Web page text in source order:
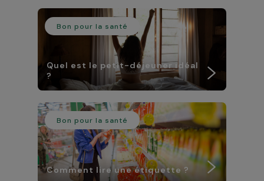
Bon pour la santé
Quel est le petit-déjeuner idéal
?
Bon pour la santé
Comment lire une étiquette ?